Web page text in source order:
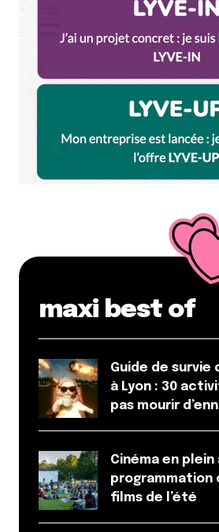
Et bim !
maxi best of
Guide de survie
à Lyon : 30
pas mourir
Cinéma en plein
programmation
films de l’été